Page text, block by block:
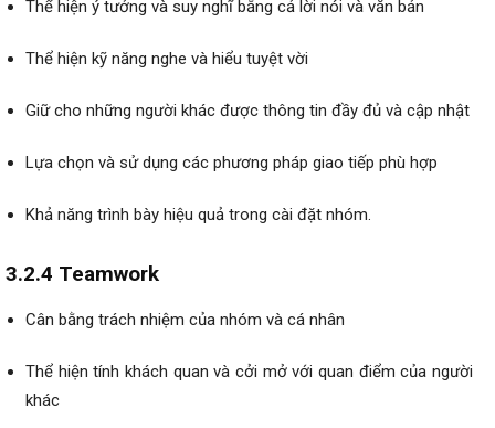
Thể hiện ý tưởng và suy nghĩ bằng cả lời nói và văn bản
Thể hiện kỹ năng nghe và hiểu tuyệt vời
Giữ cho những người khác được thông tin đầy đủ và cập nhật
Lựa chọn và sử dụng các phương pháp giao tiếp phù hợp
Khả năng trình bày hiệu quả trong cài đặt nhóm.
3.2.4 Teamwork
Cân bằng trách nhiệm của nhóm và cá nhân
Thể hiện tính khách quan và cởi mở với quan điểm của người
khác